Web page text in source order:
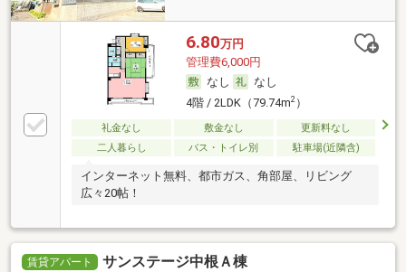
6.80万円
管理費6,000円
なし
なし
4階 / 2LDK（79.74m2）
礼金なし 敷金なし
更新料なし
二人暮らし
バス・トイレ別 駐車場(近隣含)
インターネット無料、都市ガス、角部屋、リビング
広々20帖！
賃貸アパート サンステージ中根Ａ棟